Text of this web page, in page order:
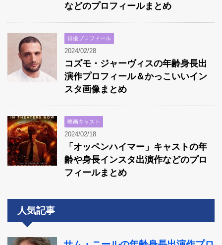
などのプロフィールまとめ
俳優プロフィール
2024/02/28
コズモ・ジャーヴィスの年齢身長出
演作プロフィール＆かっこいいイン
スタ画像まとめ
映画キャスト
2024/02/18
「オッペンハイマー」キャストの年
齢や身長インスタ出演作などのプロ
フィールまとめ
人気記事